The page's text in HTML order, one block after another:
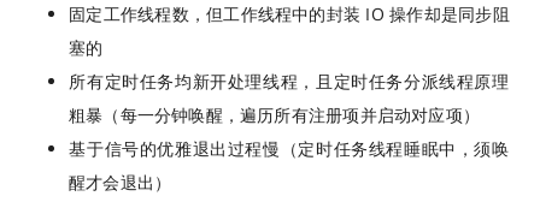
固定工作线程数，但工作线程中的封装 IO 操作却是同步阻
塞的
所有定时任务均新开处理线程，且定时任务分派线程原理
粗暴（每一分钟唤醒，遍历所有注册项并启动对应项）
基于信号的优雅退出过程慢（定时任务线程睡眠中，须唤
醒才会退出）